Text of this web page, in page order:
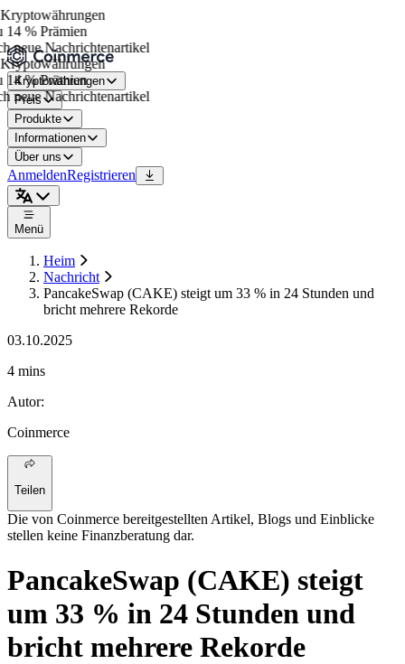
% Prämien
neue Nachrichtenartikel
% Prämien
neue Nachrichtenartikel
Kryptowährungen
Preis
Produkte
Informationen
Über uns
AnmeldenRegistrieren
Menü
Heim
Nachricht
PancakeSwap (CAKE) steigt um 33 % in 24 Stunden und
bricht mehrere Rekorde
03.10.2025
4 mins
Autor:
Coinmerce
Teilen
Die von Coinmerce bereitgestellten Artikel, Blogs und Einblicke
stellen keine Finanzberatung dar.
PancakeSwap (CAKE) steigt
um 33 % in 24 Stunden und
bricht mehrere Rekorde